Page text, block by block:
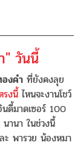
" วันนี้
องคำ ที่ยังคงลุย
รงนี้ ไหนจะงานโชว์
ดี้มาดเซอร์ 100
านา ในช่วงนี้
ะ พารวย น้องหมา